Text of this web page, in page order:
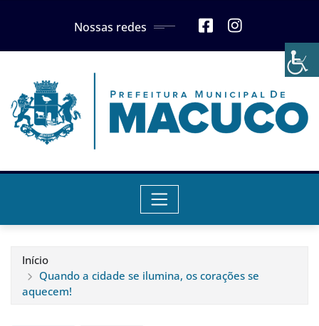
Nossas redes
Início
Quando a cidade se ilumina, os corações se
aquecem!